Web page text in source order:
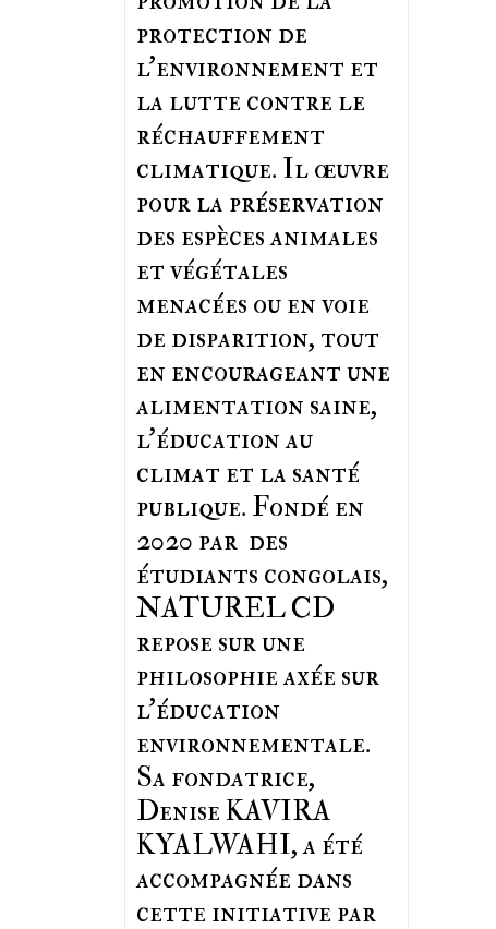
protection de
l’environnement et
la lutte contre le
réchauffement
climatique. Il œuvre
pour la préservation
des espèces animales
et végétales
menacées ou en voie
de disparition, tout
en encourageant une
alimentation saine,
l'éducation au
climat et la santé
publique. Fondé en
2020 par des
étudiants congolais,
NATUREL CD
repose sur une
philosophie axée sur
l'éducation
environnementale.
Sa fondatrice,
Denise KAVIRA
KYALWAHI, a été
accompagnée dans
cette initiative par